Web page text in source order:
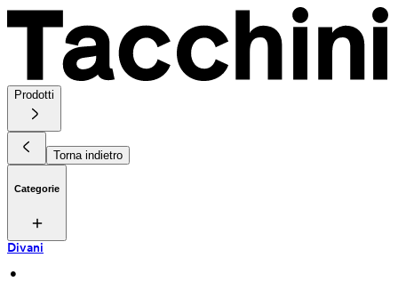
Prodotti
Torna indietro
Categorie
Divani
•